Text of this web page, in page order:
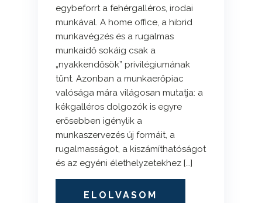
egybeforrt a fehérgalléros, irodai
munkával. A home office, a hibrid
munkavégzés és a rugalmas
munkaidő sokáig csak a
„nyakkendősök” privilégiumának
tűnt. Azonban a munkaerőpiac
valósága mára világosan mutatja: a
kékgalléros dolgozók is egyre
erősebben igénylik a
munkaszervezés új formáit, a
rugalmasságot, a kiszámíthatóságot
és az egyéni élethelyzetekhez […]
ELOLVASOM